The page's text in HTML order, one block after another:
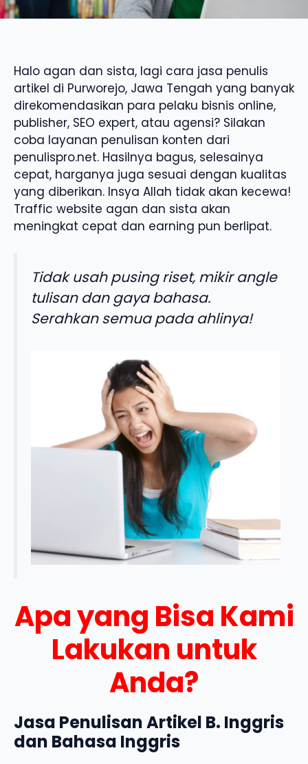
Halo agan dan sista, lagi cara jasa penulis
artikel di Purworejo, Jawa Tengah yang banyak
direkomendasikan para pelaku bisnis online,
publisher, SEO expert, atau agensi? Silakan
coba layanan penulisan konten dari
penulispro.net. Hasilnya bagus, selesainya
cepat, harganya juga sesuai dengan kualitas
yang diberikan. Insya Allah tidak akan kecewa!
Traffic website agan dan sista akan
meningkat cepat dan earning pun berlipat.
Tidak usah pusing riset, mikir angle
tulisan dan gaya bahasa.
Serahkan semua pada ahlinya!
Apa yang Bisa Kami
Lakukan untuk
Anda?
Jasa Penulisan Artikel B. Inggris
dan Bahasa Inggris